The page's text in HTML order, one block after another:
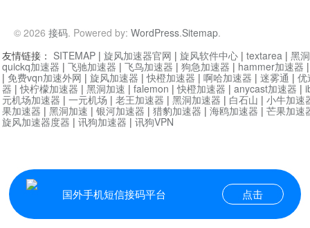
© 2026 接码. Powered by: WordPress.Sitemap.
国外手机短信接码平台 点击
友情链接： SITEMAP | 旋风加速器官网 | 旋风软件中心 | textarea | 黑
quickq加速器 | 飞驰加速器 | 飞鸟加速器 | 狗急加速器 | hammer加速器
| 免费vqn加速外网 | 旋风加速器 |快橙加速器 | 啊哈加速器 | 迷雾通 | 优
器 |快柠檬加速器 | 黑洞加速 | falemon |快橙加速器 | anycast加速器 |
元机场加速器 | 一元机场 | 老王加速器 | 黑洞加速器 | 白石山 | 小牛加速
果加速器 | 黑洞加速 | 银河加速器 | 猎豹加速器 | 海鸥加速器 | 芒果加速
旋风加速器度器 | 讯狗加速器 | 讯狗VPN